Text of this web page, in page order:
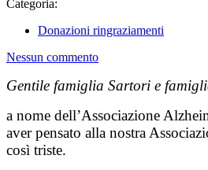
Categoria:
Donazioni ringraziamenti
Nessun commento
Gentile famiglia Sartori e
a nome dell’Associazione
aver pensato alla nostra
così triste.